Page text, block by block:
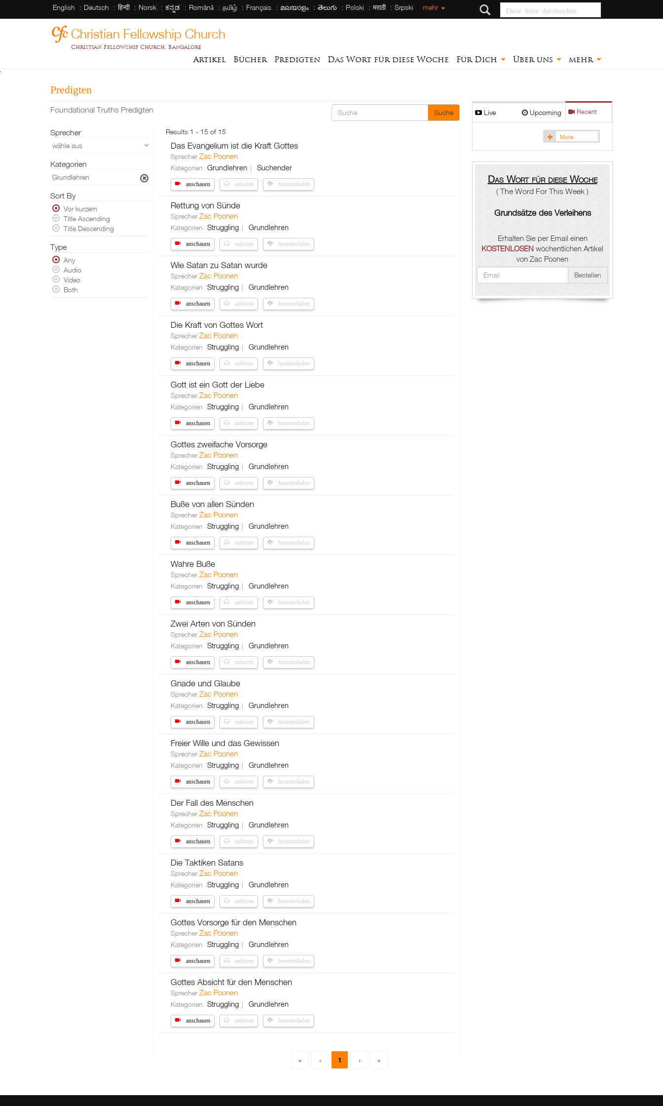
English Deutsch हिन्दी Norsk ಕನ್ನಡ Română தமிழ் Français മലയാളം తెలుగు Polski मराठी Srpski mehr
Diese Seite
durchsuchen
Christian Fellowship Church
Christian Fellowship Church, Bangalore
Artikel Bücher Predigten Das Wort für diese Woche Für Dich Über uns mehr
`
Predigten
Foundational Truths Predigten Suche
Sprecher
wähle aus
Kategorien
Grundlehren
Sort By
Vor kurzem
Title Ascending
Title Descending
Type
Any
Audio
Video
Both
Results 1 - 15 of 15
Das Evangelium ist die Kraft Gottes
SprecherZac Poonen
Kategorien Grundlehren Suchender
anschauen anhören herunterladen
Rettung von Sünde
SprecherZac Poonen
Kategorien Struggling Grundlehren
anschauen anhören herunterladen
Wie Satan zu Satan wurde
SprecherZac Poonen
Kategorien Struggling Grundlehren
anschauen anhören herunterladen
Die Kraft von Gottes Wort
SprecherZac Poonen
Kategorien Struggling Grundlehren
anschauen anhören herunterladen
Gott ist ein Gott der Liebe
SprecherZac Poonen
Kategorien Struggling Grundlehren
anschauen anhören herunterladen
Gottes zweifache Vorsorge
SprecherZac Poonen
Kategorien Struggling Grundlehren
anschauen anhören herunterladen
Buße von allen Sünden
SprecherZac Poonen
Kategorien Struggling Grundlehren
anschauen anhören herunterladen
Wahre Buße
SprecherZac Poonen
Kategorien Struggling Grundlehren
anschauen anhören herunterladen
Zwei Arten von Sünden
SprecherZac Poonen
Kategorien Struggling Grundlehren
anschauen anhören herunterladen
Gnade und Glaube
SprecherZac Poonen
Kategorien Struggling Grundlehren
anschauen anhören herunterladen
Freier Wille und das Gewissen
SprecherZac Poonen
Kategorien Struggling Grundlehren
anschauen anhören herunterladen
Der Fall des Menschen
SprecherZac Poonen
Kategorien Struggling Grundlehren
anschauen anhören herunterladen
Die Taktiken Satans
SprecherZac Poonen
Kategorien Struggling Grundlehren
anschauen anhören herunterladen
Gottes Vorsorge für den Menschen
SprecherZac Poonen
Kategorien Struggling Grundlehren
anschauen anhören herunterladen
Gottes Absicht für den Menschen
SprecherZac Poonen
Kategorien Struggling Grundlehren
anschauen anhören herunterladen
« ‹ 1 › »
Live Upcoming Recent
More
Das Wort für diese Woche
( The Word For This Week )
Grundsätze des Verleihens
Erhalten Sie per Email einen
KOSTENLOSEN wöchentlichen Artikel
von Zac Poonen
Bestellen